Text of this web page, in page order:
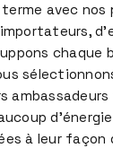
avec nos
chaque
ambassadeurs
à leur façon